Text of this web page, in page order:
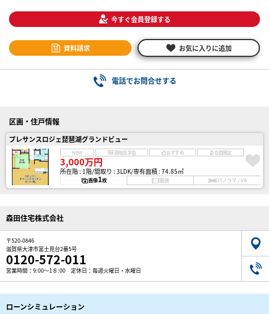
今すぐ会員登録する
資料請求 お気に入りに追加
電話でお問合せする
区画・住戸情報
プレサンスロジェ琵琶湖グランドビュー
NEW 現地見学会 おすすめ 会員限定
3,000万円
所在階 : 1階 間取り : 3LDK 専有面積 : 74.85㎡
画像1枚 動画 パノラマ / VR
森田住宅株式会社
〒520-0846
滋賀県大津市富士見台2番5号
0120-572-011
営業時間：9:00～1８:00 定休日：毎週火曜日・水曜日
ローンシミュレーション